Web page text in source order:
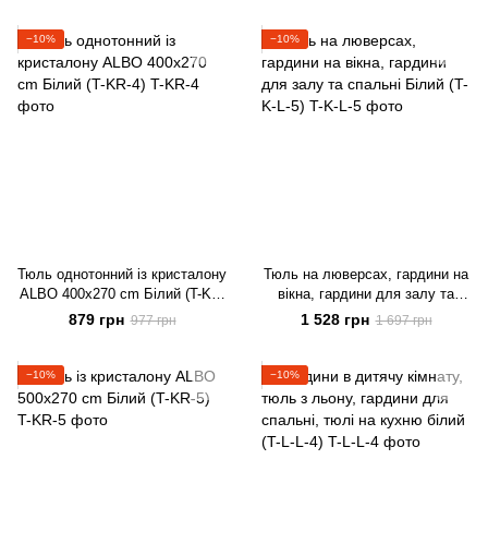
−10%
Тюль однотонний із кристалону
ALBO 400x270 cm Білий (T-KR-
4)
879 грн 977 грн
−10%
Тюль на люверсах, гардини на
вікна, гардини для залу та
спальні Білий (T-K-L-5)
1 528 грн 1 697 грн
−10% −10%